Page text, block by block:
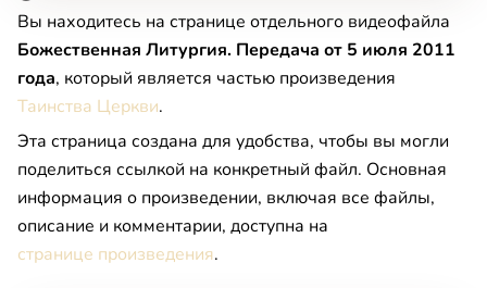
Вы находитесь на странице отдельного видеофайла
Божественная Литургия. Передача от 5 июля 2011
года, который является частью произведения
Таинства Церкви.
Эта страница создана для удобства, чтобы вы могли
поделиться ссылкой на конкретный файл. Основная
информация о произведении, включая все файлы,
описание и комментарии, доступна на
странице произведения.